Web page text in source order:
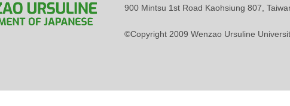
900 Mintsu 1st Road Kaohsiung 807,
©Copyright 2009 Wenzao Ursuline